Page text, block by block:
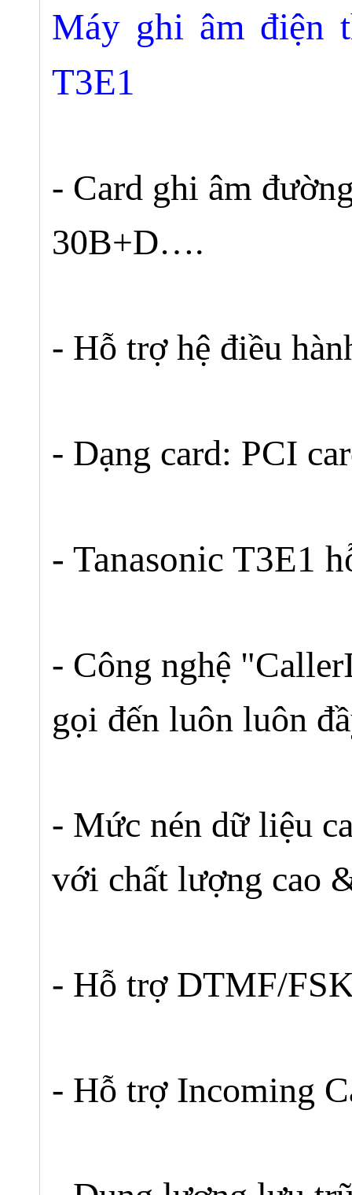
Máy ghi âm điện
T3E1
- Card ghi âm
30B+D….
- Hỗ trợ hệ điều
- Dạng card: PCI
- Tanasonic T3E1
- Công nghệ
gọi đến luôn luôn
- Mức nén dữ liệu
với chất lượng cao
- Hỗ trợ DTMF/
- Hỗ trợ Incoming